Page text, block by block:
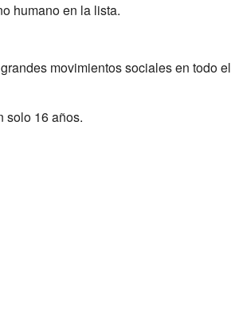
humano en la lista.
movimientos sociales en todo el
solo 16 años.